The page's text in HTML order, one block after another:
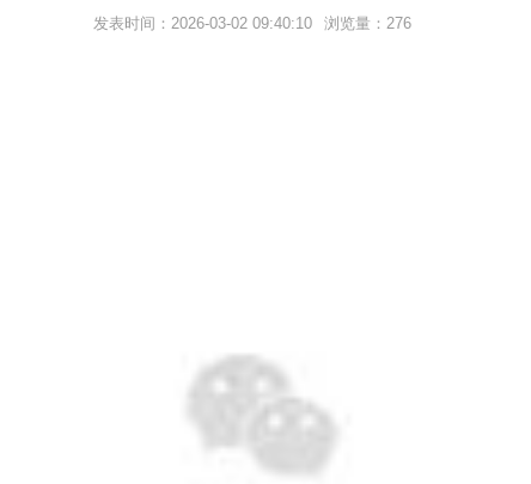
发表时间：2026-03-02 09:40:10 浏览量：276